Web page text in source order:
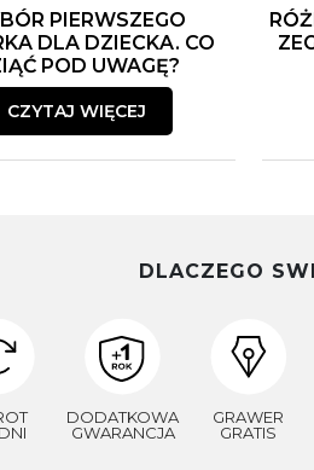
PIERWSZEGO
DLA DZIECKA. CO
POD UWAGĘ?
CZYTAJ WIĘCEJ
DLACZEGO
DODATKOWA
GWARANCJA
GRAWER
GRATIS